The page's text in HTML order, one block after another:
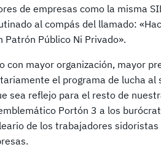
de empresas como la misma
al compás del llamado:
Patrón Público Ni Privado».
con mayor organización, mayor
el programa de lucha al
sea reflejo para el resto de
Portón 3 a los
de los trabajadores